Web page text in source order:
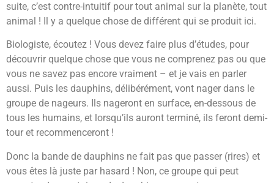
suite, c’est contre-intuitif pour tout animal sur la planète, tout
animal ! Il y a quelque chose de différent qui se produit ici.
Biologiste, écoutez ! Vous devez faire plus d’études, pour
découvrir quelque chose que vous ne comprenez pas ou que
vous ne savez pas encore vraiment – et je vais en parler
aussi. Puis les dauphins, délibérément, vont nager dans le
groupe de nageurs. Ils nageront en surface, en-dessous de
tous les humains, et lorsqu’ils auront terminé, ils feront demi-
tour et recommenceront !
Donc la bande de dauphins ne fait pas que passer (rires) et
vous êtes là juste par hasard ! Non, ce groupe qui peut